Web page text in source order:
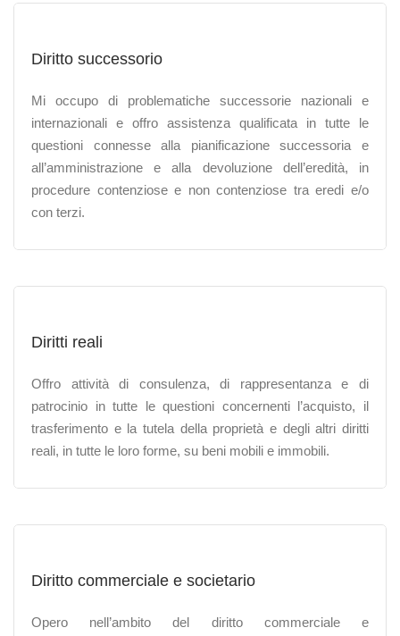
Diritto successorio
Mi occupo di problematiche successorie nazionali e
internazionali e offro assistenza qualificata in tutte le
questioni connesse alla pianificazione successoria e
all’amministrazione e alla devoluzione dell’eredità, in
procedure contenziose e non contenziose tra eredi e/o
con terzi.
Diritti reali
Offro attività di consulenza, di rappresentanza e di
patrocinio in tutte le questioni concernenti l’acquisto, il
trasferimento e la tutela della proprietà e degli altri diritti
reali, in tutte le loro forme, su beni mobili e immobili.
Diritto commerciale e societario
Opero nell’ambito del diritto commerciale e